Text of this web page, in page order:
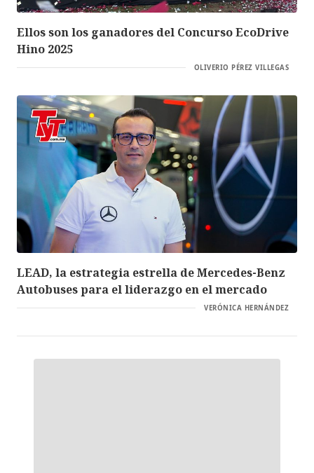
Ellos son los ganadores del Concurso EcoDrive
Hino 2025
OLIVERIO PÉREZ VILLEGAS
LEAD, la estrategia estrella de Mercedes-Benz
Autobuses para el liderazgo en el mercado
VERÓNICA HERNÁNDEZ